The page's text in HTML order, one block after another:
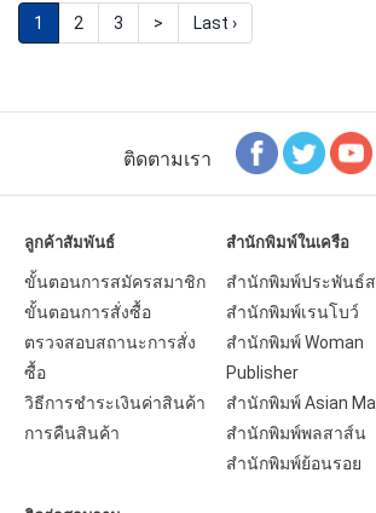
1 2 3 > Last ›
ติดตามเรา
ลูกค้าสัมพันธ์
ขั้นตอนการสมัครสมาชิก
ขั้นตอนการสั่งซื้อ
ตรวจสอบสถานะการสั่ง
ซื้อ
วิธีการชำระเงินค่าสินค้า
การคืนสินค้า
สำนักพิมพ์ในเครือ
สำนักพิมพ์ประพันธ์
สำนักพิมพ์เรนโบว์
สำนักพิมพ์ Woman
Publisher
สำนักพิมพ์ Asian
สำนักพิมพ์พลสาส์น
สำนักพิมพ์ย้อนรอย